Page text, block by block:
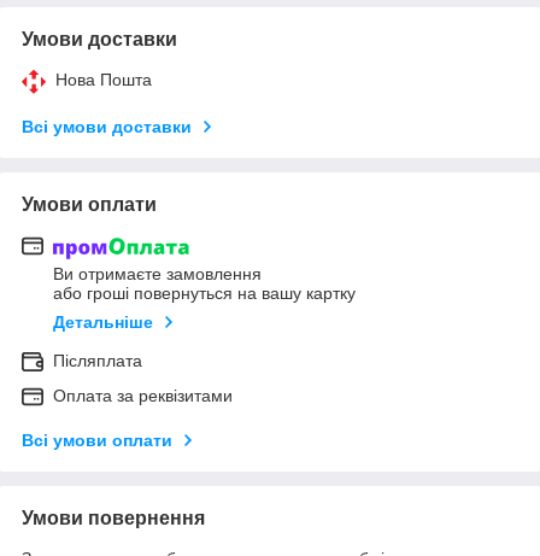
Умови доставки
Нова Пошта
Всі умови доставки
Умови оплати
Ви отримаєте замовлення
або гроші повернуться на вашу картку
Детальніше
Післяплата
Оплата за реквізитами
Всі умови оплати
Умови повернення